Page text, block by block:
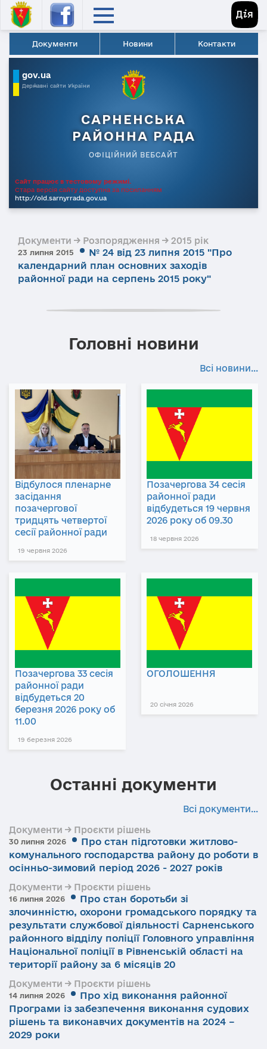
Документи Новини Контакти
gov.ua
Державні сайти України
САРНЕНСЬКА
РАЙОННА РАДА
ОФІЦІЙНИЙ ВЕБСАЙТ
Сайт працює в тестовому режимі.
Стара версія сайту доступна за посиланням
http://old.sarnyrrada.gov.ua
Документи → Розпорядження → 2015 рік
23 липня 2015
№ 24 від 23 липня 2015 "Про
календарний план основних заходів
районної ради на серпень 2015 року"
Головні новини
Всі новини...
Відбулося пленарне
засідання
позачергової
тридцять четвертої
сесії районної ради
19 червня 2026
Позачергова 34 сесія
районної ради
відбудеться 19 червня
2026 року об 09.30
18 червня 2026
Позачергова 33 сесія
районної ради
відбудеться 20
березня 2026 року об
11.00
19 березня 2026
ОГОЛОШЕННЯ
20 січня 2026
Останні документи
Всі документи...
Документи → Проєкти рішень
30 липня 2026
Про стан підготовки житлово-
комунального господарства району до роботи в
осінньо-зимовий період 2026 - 2027 років
Документи → Проєкти рішень
16 липня 2026
Про стан боротьби зі
злочинністю, охорони громадського порядку та
результати службової діяльності Сарненського
районного відділу поліції Головного управління
Національної поліції в Рівненській області на
території району за 6 місяців 20
Документи → Проєкти рішень
14 липня 2026
Про хід виконання районної
Програми із забезпечення виконання судових
рішень та виконавчих документів на 2024 –
2029 роки